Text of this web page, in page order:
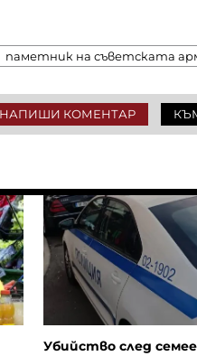
паметник на съветската
НАПИШИ КОМЕНТАР
Убийство след